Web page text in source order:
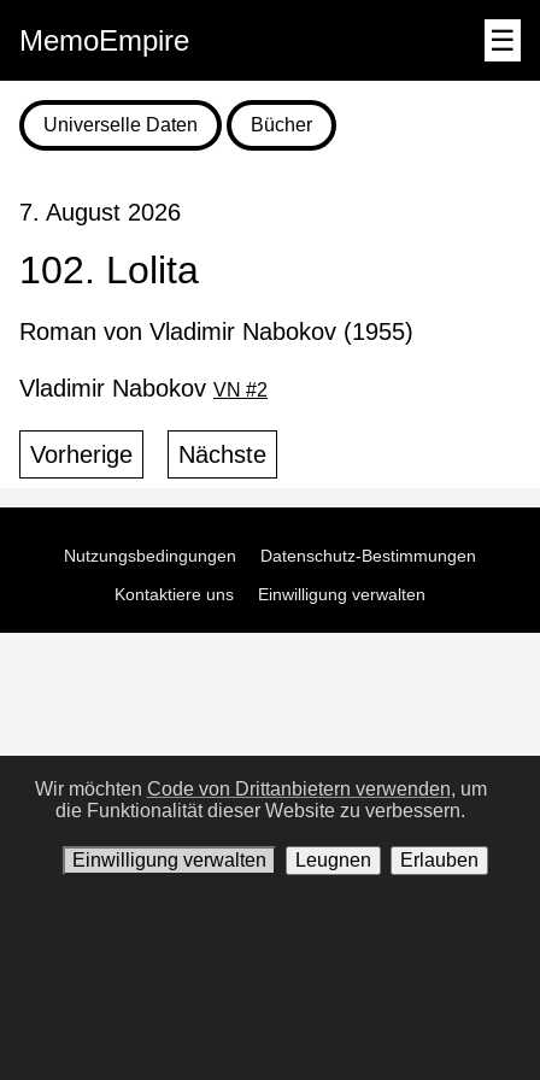
MemoEmpire ☰
Universelle Daten Bücher
7. August 2026
102. Lolita
Roman von Vladimir Nabokov (1955)
Vladimir Nabokov VN #2
Vorherige Nächste
Nutzungsbedingungen
Datenschutz-Bestimmungen
Kontaktiere uns
Einwilligung verwalten
Wir möchten Code von Drittanbietern verwenden, um
die Funktionalität dieser Website zu verbessern.
Einwilligung verwalten Leugnen Erlauben